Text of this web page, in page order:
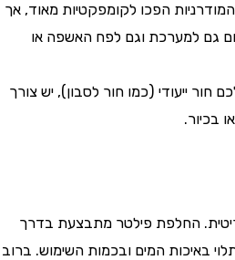
הפכו לקומפקטיות מאוד, אך
למערכת וגם לפח האשפה או
ייעודי (כמו חור לסבון), יש צורך
החלפת פילטר מתבצעת בדרך
המים ובכמות השימוש. ברוב